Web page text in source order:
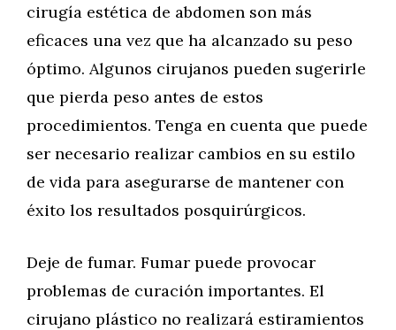
cirugía estética de abdomen son más
eficaces una vez que ha alcanzado su peso
óptimo. Algunos cirujanos pueden sugerirle
que pierda peso antes de estos
procedimientos. Tenga en cuenta que puede
ser necesario realizar cambios en su estilo
de vida para asegurarse de mantener con
éxito los resultados posquirúrgicos.
Deje de fumar. Fumar puede provocar
problemas de curación importantes. El
cirujano plástico no realizará estiramientos